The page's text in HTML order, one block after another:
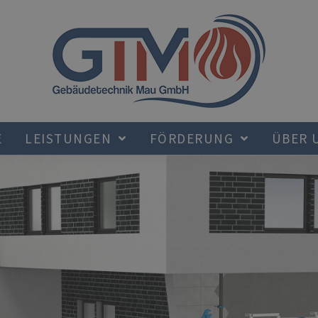
LEISTUNGEN FÖRDERUNG ÜBER